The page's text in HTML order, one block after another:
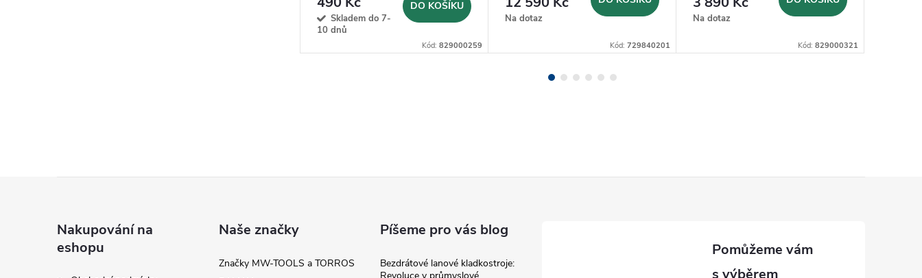
Skladem do 7-
10 dnů
DO KOŠÍKU
Kód: 829000259
Na dotaz
Kód: 729840201
Na dotaz
Kód: 829000321
Nakupování na
eshopu
Naše značky
Značky MW-TOOLS a TORROS
Píšeme pro vás blog
Bezdrátové lanové kladkostroje: